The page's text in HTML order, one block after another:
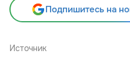
Подпишитесь на
Источник